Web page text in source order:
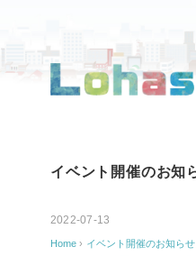
イベント開催のお知
2022-07-13
Home › イベント開催のお知らせ